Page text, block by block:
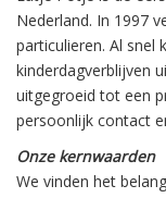
Nederland. In 1997
particulieren. Al snel
kinderdagverblijven
uitgegroeid tot een
persoonlijk contact
Onze kernwaarden
We vinden het